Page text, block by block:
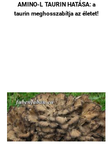
AMINO-L TAURIN HATÁSA: a
taurin meghosszabítja az életet!